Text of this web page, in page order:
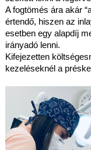
A fogtömés ára akár
értendő, hiszen az
esetben egy alapdíj
irányadó lenni.
Kifejezetten
kezeléseknél a